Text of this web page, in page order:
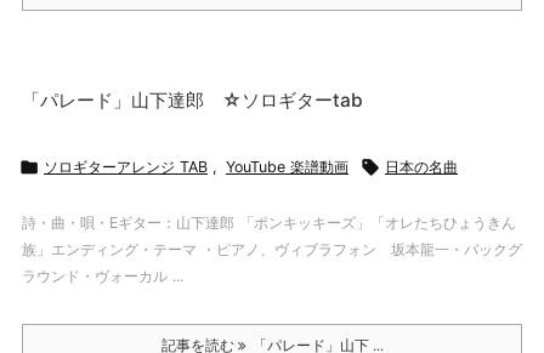
「パレード」山下達郎 ☆ソロギターtab
 ソロギターアレンジ TAB , YouTube 楽譜動画  日本の名曲
詩・曲・唄・Eギター：山下達郎 「ポンキッキーズ」「オレたちひょうきん
族」エンディング・テーマ ・ピアノ、ヴィブラフォン 坂本龍一・バックグ
ラウンド・ヴォーカル ...
記事を読む 「パレード」山下 ...